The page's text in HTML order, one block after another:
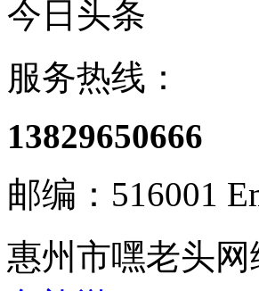
今日头条
服务热线：
13829650666
邮编：516001
惠州市嘿老头